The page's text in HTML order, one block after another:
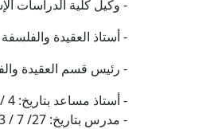
- وكيل كلية الدراسات
- أستاذ العقيدة والفلسفة
- رئيس قسم العقيدة
- أستاذ مساعد بتاريخ: 4 /11 /2009م قسم العقيدة والفلسفة – كلية أصول الدين بالمنصورة – جامعة الأزهر.
- مدرس بتاريخ: 27/ 7 / 2003م قسم العقيدة والفلسفة – كلية أصول الدين بالمنصورة – جامعة الأزهر.